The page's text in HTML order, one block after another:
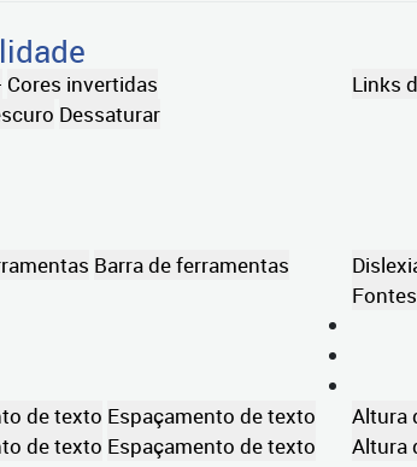
Cores invertidas
Dessaturar
Links
Barra de ferramentas
de texto Espaçamento de texto
de texto Espaçamento de texto
Altura
Altura